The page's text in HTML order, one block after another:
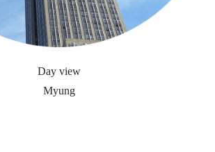
Day view
Myung